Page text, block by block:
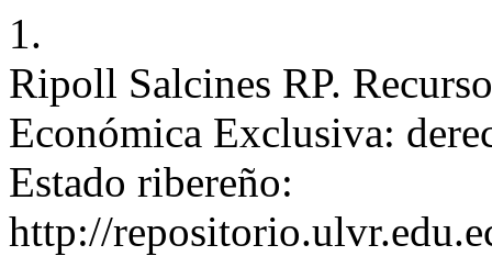
1.
Ripoll Salcines RP.
Económica Exclusiva:
Estado ribereño:
http://